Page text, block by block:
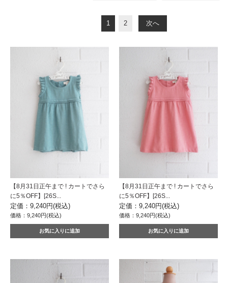
1 2 次へ
【8月31日正午まで ! カートでさら
に5％OFF】[26S...
定価：9,240円(税込)
価格：9,240円(税込)
【8月31日正午まで ! カートでさら
に5％OFF】[26S...
定価：9,240円(税込)
価格：9,240円(税込)